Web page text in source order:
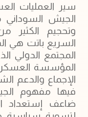
سير العمليات
الجيش السوداني
وتحجيم
السريع باتت هي
المجتمع الدولي
المؤسسة
الإجماع والدعم
فيها مفهوم
ضاعف إستعداد